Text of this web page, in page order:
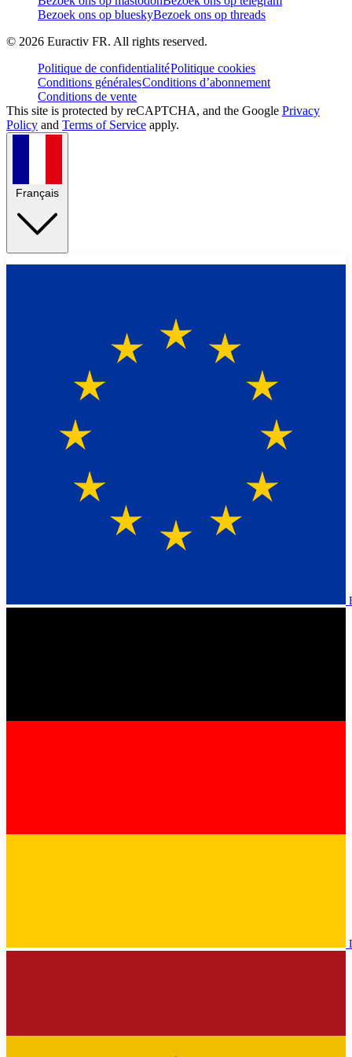
Bezoek ons op blueskyBezoek ons op threads
© 2026 Euractiv FR. All rights reserved.
Politique de confidentialitéPolitique cookies
Conditions généralesConditions d’abonnement
Conditions de vente
This site is protected by reCAPTCHA, and the Google Privacy
Policy and Terms of Service apply.
Français